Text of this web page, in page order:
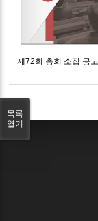
제72회 총회 소집 공고
목록
열기